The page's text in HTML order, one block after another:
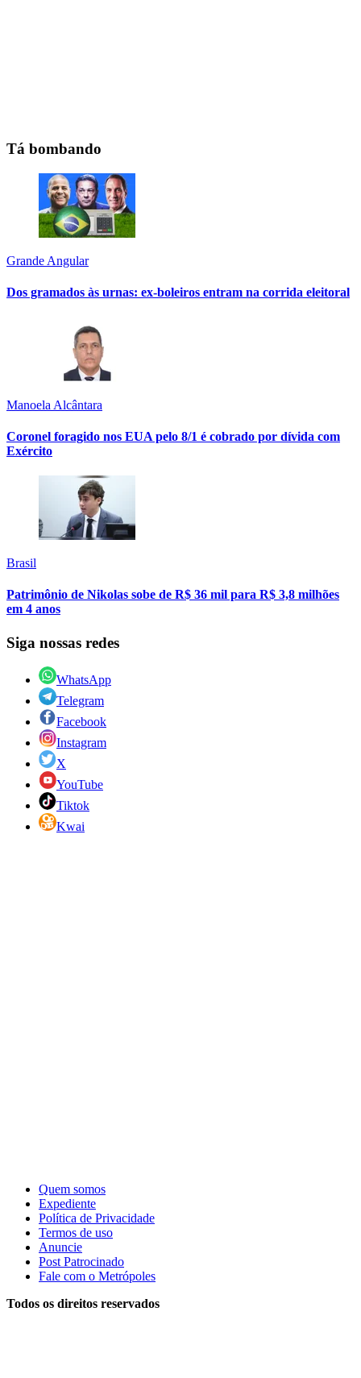
Tá bombando
Grande Angular
Dos gramados às urnas: ex-boleiros entram na corrida eleitoral
Manoela Alcântara
Coronel foragido nos EUA pelo 8/1 é cobrado por dívida com
Exército
Brasil
Patrimônio de Nikolas sobe de R$ 36 mil para R$ 3,8 milhões
em 4 anos
Siga nossas redes
WhatsApp
Telegram
Facebook
Instagram
X
YouTube
Tiktok
Kwai
Quem somos
Expediente
Política de Privacidade
Termos de uso
Anuncie
Post Patrocinado
Fale com o Metrópoles
Todos os direitos reservados